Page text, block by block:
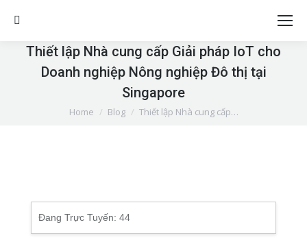
Search:
Thiết lập Nhà cung cấp Giải pháp IoT cho
Doanh nghiệp Nông nghiệp Đô thị tại
Singapore
You are here:
Home Blog Thiết lập Nhà cung cấp…
Đang Trực Tuyến: 44